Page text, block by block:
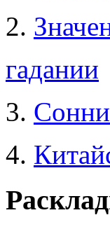
2.
гадании
3.
4.